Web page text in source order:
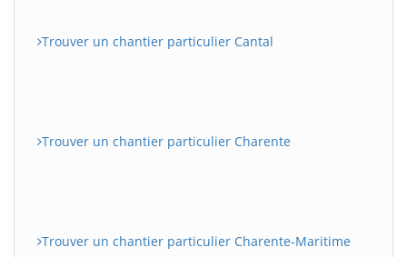
Trouver un chantier particulier Cantal
Trouver un chantier particulier Charente
Trouver un chantier particulier Charente-Maritime